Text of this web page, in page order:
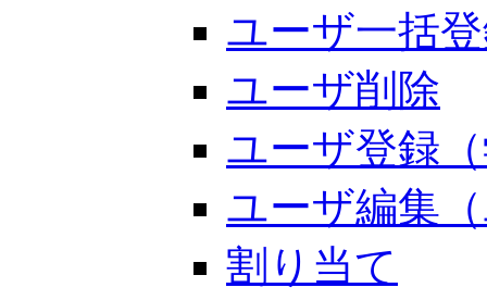
ユーザ一括
ユーザ削除
ユーザ登録
ユーザ編集
割り当て